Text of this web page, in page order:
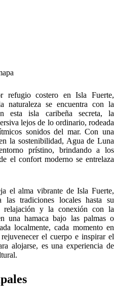
refugio costero en Isla Fuerte,
naturaleza se encuentra con la
esta isla caribeña secreta, la
lejos de lo ordinario, rodeada
sonidos del mar. Con una
la sostenibilidad, Agua de Luna
prístino, brindando a los
el confort moderno se entrelaza
el alma vibrante de Isla Fuerte,
las tradiciones locales hasta su
relajación y la conexión con la
una hamaca bajo las palmas o
localmente, cada momento en
el cuerpo e inspirar el
alojarse, es una experiencia de